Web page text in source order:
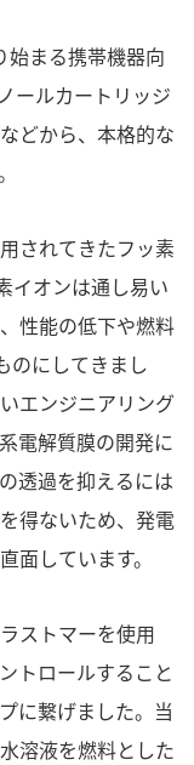
始まる携帯機器向
ールカートリッジ
どから、本格的な
されてきたフッ素
イオンは通し易い
性能の低下や燃料
のにしてきまし
エンジニアリング
電解質膜の開発に
透過を抑えるには
得ないため、発電
面しています。
ストマーを使用
トロールすること
に繋げました。当
溶液を燃料とした